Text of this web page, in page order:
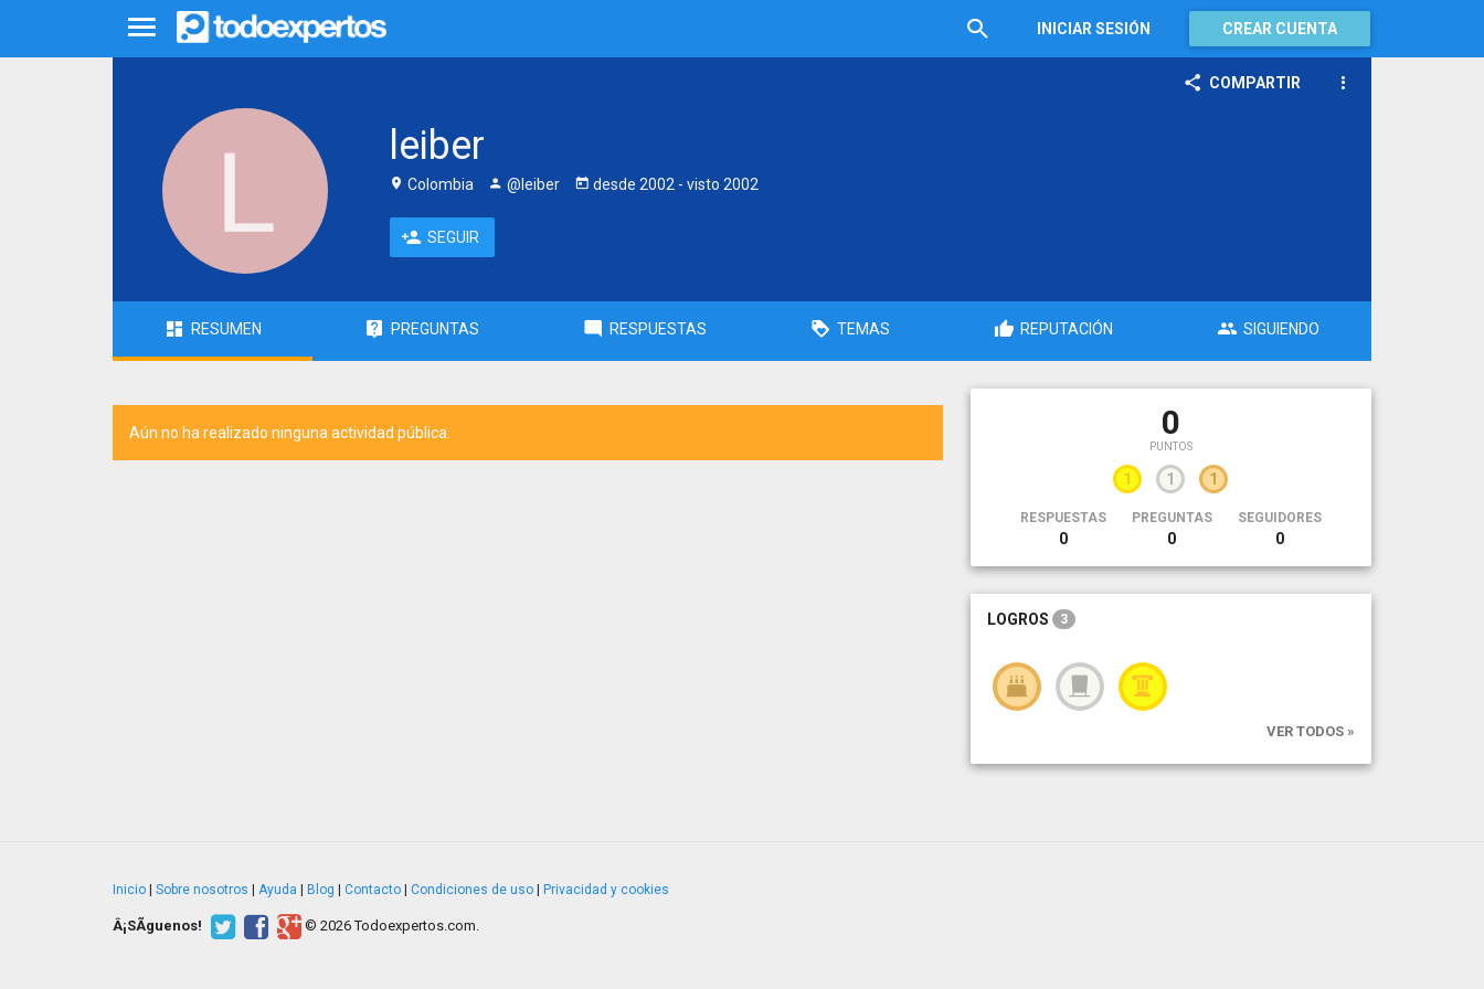
INICIAR SESIÓN CREAR CUENTA
COMPARTIR
leiber
Colombia @leiber desde 2002 - visto 2002
SEGUIR
RESUMEN PREGUNTAS RESPUESTAS TEMAS REPUTACIÓN SIGUIENDO
Aún no ha realizado ninguna actividad pública. 0
PUNTOS
1 1 1
RESPUESTAS
0
PREGUNTAS
0
SEGUIDORES
0
LOGROS 3
VER TODOS »
Inicio Sobre nosotros Ayuda Blog Contacto Condiciones de uso Privacidad y cookies
Â¡SÃ­guenos! © 2026 Todoexpertos.com.